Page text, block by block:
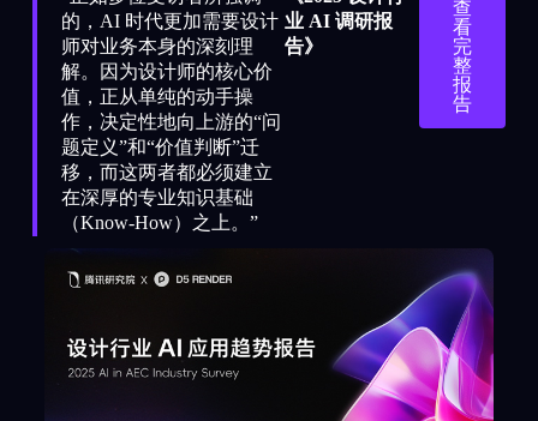
的，AI 时代更加需要设计
师对业务本身的深刻理
解。因为设计师的核心价
值，正从单纯的动手操
作，决定性地向上游的“问
题定义”和“价值判断”迁
移，而这两者都必须建立
在深厚的专业知识基础
（Know-How）之上。”
业 AI 调研报
告》​
查
看
完
整
报
告